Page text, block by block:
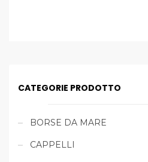
CATEGORIE PRODOTTO
BORSE DA MARE
CAPPELLI